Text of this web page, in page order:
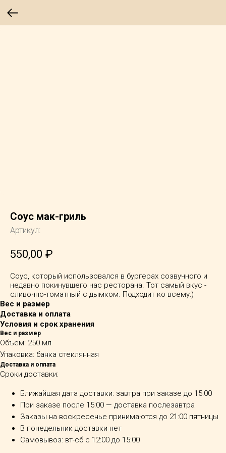
Соус мак-гриль
Артикул:
550,00 ₽
Соус, который использовался в бургерах созвучного и
недавно покинувшего нас ресторана. Тот самый вкус -
сливочно-томатный с дымком. Подходит ко всему:)
Вес и размер
Доставка и оплата
Условия и срок хранения
Вес и размер
Объем: 250 мл
Упаковка: банка стеклянная
Доставка и оплата
Сроки доставки:
Ближайшая дата доставки: завтра при заказе до 15:00
При заказе после 15:00 — доставка послезавтра
Заказы на воскресенье принимаются до 21:00 пятницы
В понедельник доставки нет
Самовывоз: вт-сб с 12:00 до 15:00